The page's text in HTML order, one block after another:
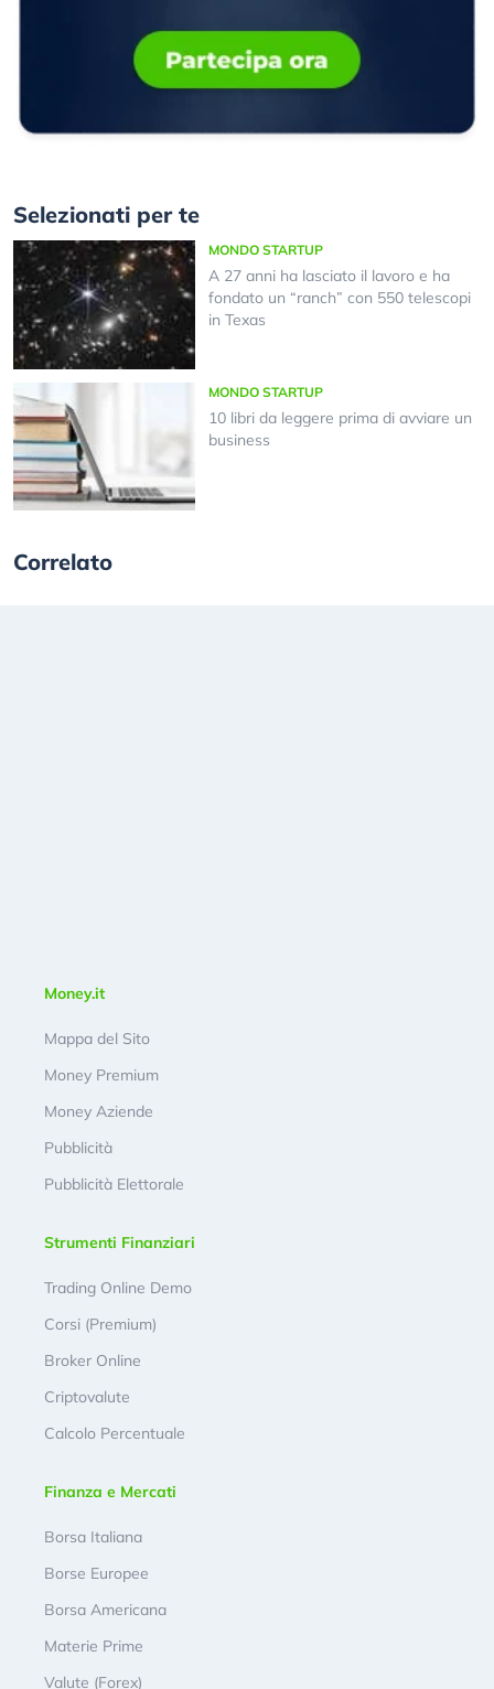
Selezionati per te
MONDO STARTUP
A 27 anni ha lasciato il lavoro e ha
fondato un “ranch” con 550 telescopi
in Texas
MONDO STARTUP
10 libri da leggere prima di avviare un
business
Correlato
Money.it
Mappa del Sito
Money Premium
Money Aziende
Pubblicità
Pubblicità Elettorale
Strumenti Finanziari
Trading Online Demo
Corsi (Premium)
Broker Online
Criptovalute
Calcolo Percentuale
Finanza e Mercati
Borsa Italiana
Borse Europee
Borsa Americana
Materie Prime
Valute (Forex)